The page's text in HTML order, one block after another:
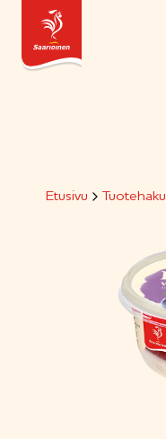
Hyppää
sisältöön
Etusivu Tuotehaku